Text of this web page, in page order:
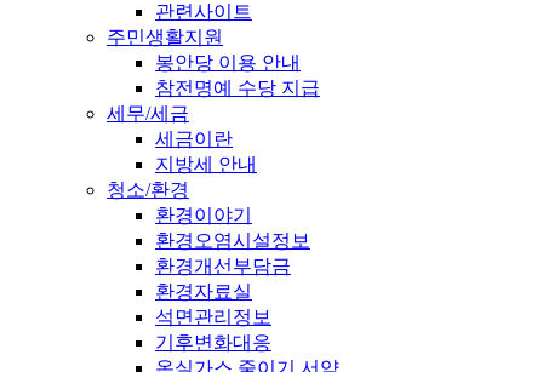
관련사이트
주민생활지원
봉안당 이용 안내
참전명예 수당 지급
세무/세금
세금이란
지방세 안내
청소/환경
환경이야기
환경오염시설정보
환경개선부담금
환경자료실
석면관리정보
기후변화대응
온실가스 줄이기 서약